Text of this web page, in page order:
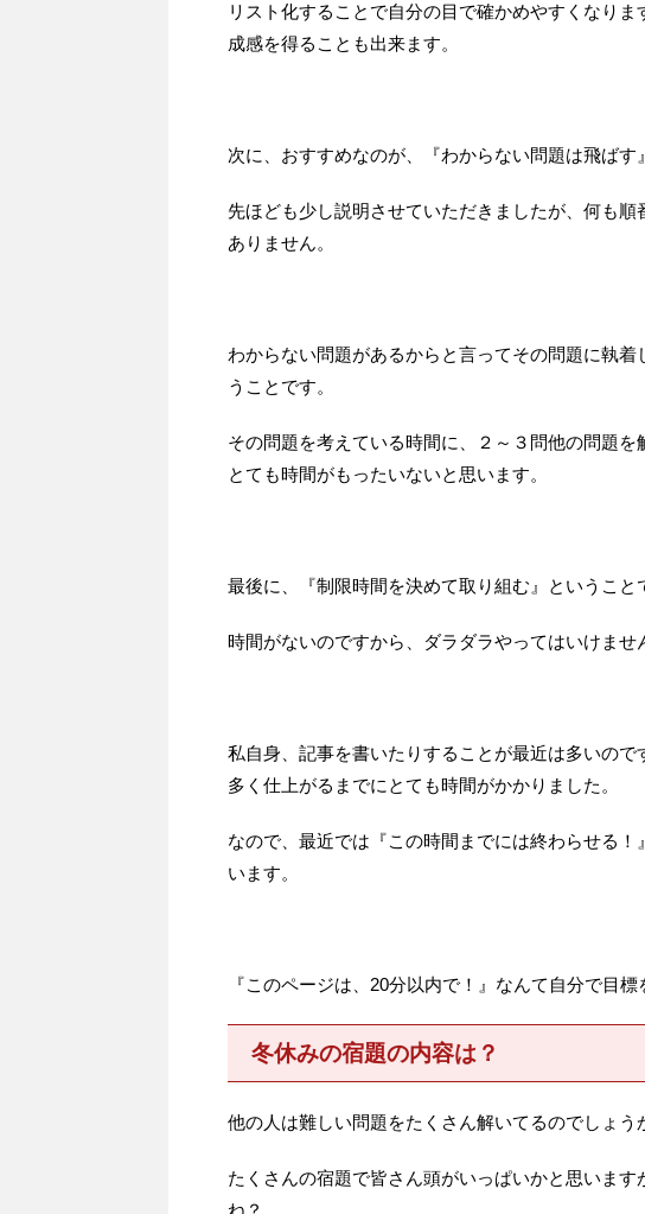
リスト化することで自分の目で確かめやすくなり
成感を得ることも出来ます。
次に、おすすめなのが、『わからない問題は飛ばす
先ほども少し説明させていただきましたが、何も
ありません。
わからない問題があるからと言ってその問題に執
うことです。
その問題を考えている時間に、２～３問他の問題
とても時間がもったいないと思います。
最後に、『制限時間を決めて取り組む』ということ
時間がないのですから、ダラダラやってはいけませ
私自身、記事を書いたりすることが最近は多いの
多く仕上がるまでにとても時間がかかりました。
なので、最近では『この時間までには終わらせる
います。
『このページは、20分以内で！』なんて自分で目
冬休みの宿題の内容は？
他の人は難しい問題をたくさん解いてるのでしょ
たくさんの宿題で皆さん頭がいっぱいかと思いま
ね？